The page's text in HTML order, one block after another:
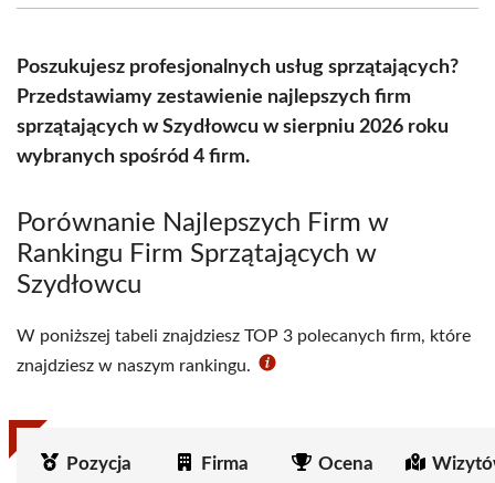
(Twitter)
Poszukujesz profesjonalnych usług sprzątających?
Przedstawiamy zestawienie najlepszych firm
sprzątających w Szydłowcu w sierpniu 2026 roku
wybranych spośród 4 firm.
Porównanie Najlepszych Firm w
Rankingu Firm Sprzątających w
Szydłowcu
W poniższej tabeli znajdziesz TOP 3 polecanych firm, które
znajdziesz w naszym rankingu.
Pozycja Firma Ocena